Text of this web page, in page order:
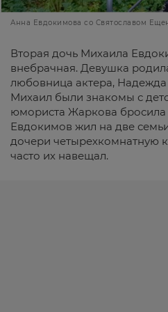
Анна Евдокимова со Святославом
Вторая дочь Михаила
внебрачная. Девушка
любовница актера,
Михаил были знакомы с
юмориста Жаркова
Евдокимов жил на две
дочери четырехкомнатную
часто их навещал.